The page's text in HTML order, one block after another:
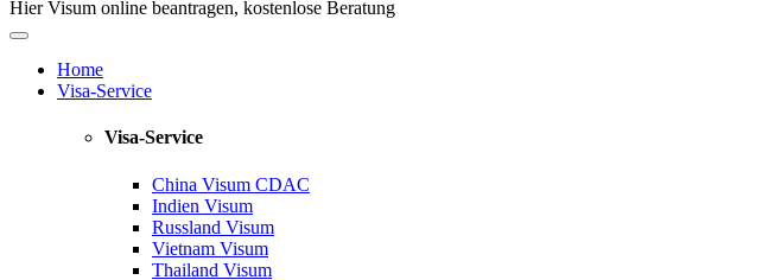
Hier Visum online beantragen, kostenlose Beratung
Home
Visa-Service
Visa-Service
China Visum CDAC
Indien Visum
Russland Visum
Vietnam Visum
Thailand Visum